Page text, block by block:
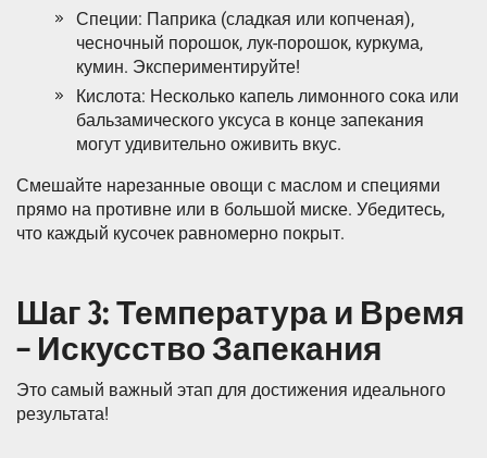
Специи: Паприка (сладкая или копченая),
чесночный порошок, лук-порошок, куркума,
кумин. Экспериментируйте!
Кислота: Несколько капель лимонного сока или
бальзамического уксуса в конце запекания
могут удивительно оживить вкус.
Смешайте нарезанные овощи с маслом и специями
прямо на противне или в большой миске. Убедитесь,
что каждый кусочек равномерно покрыт.
Шаг 3: Температура и Время
– Искусство Запекания
Это самый важный этап для достижения идеального
результата!